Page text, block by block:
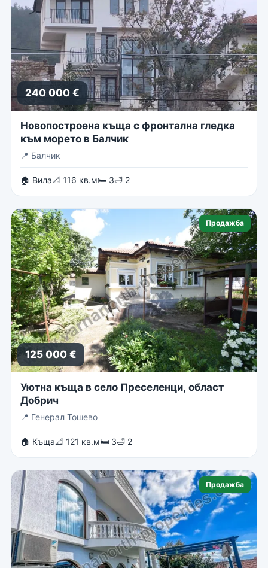
240 000 €
Новопостроена къща с фронтална гледка
към морето в Балчик
📍 Балчик
🏠 Вила📐 116 кв.м🛏 3🛁 2
Продажба
125 000 €
Уютна къща в село Преселенци, област
Добрич
📍 Генерал Тошево
🏠 Къща📐 121 кв.м🛏 3🛁 2
Продажба